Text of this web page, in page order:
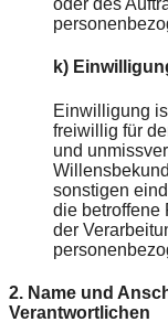
oder des
k)
Einwilligung
freiwillig für
und
sonstigen
die betroffene
der
2. Name und
Verantwortlichen